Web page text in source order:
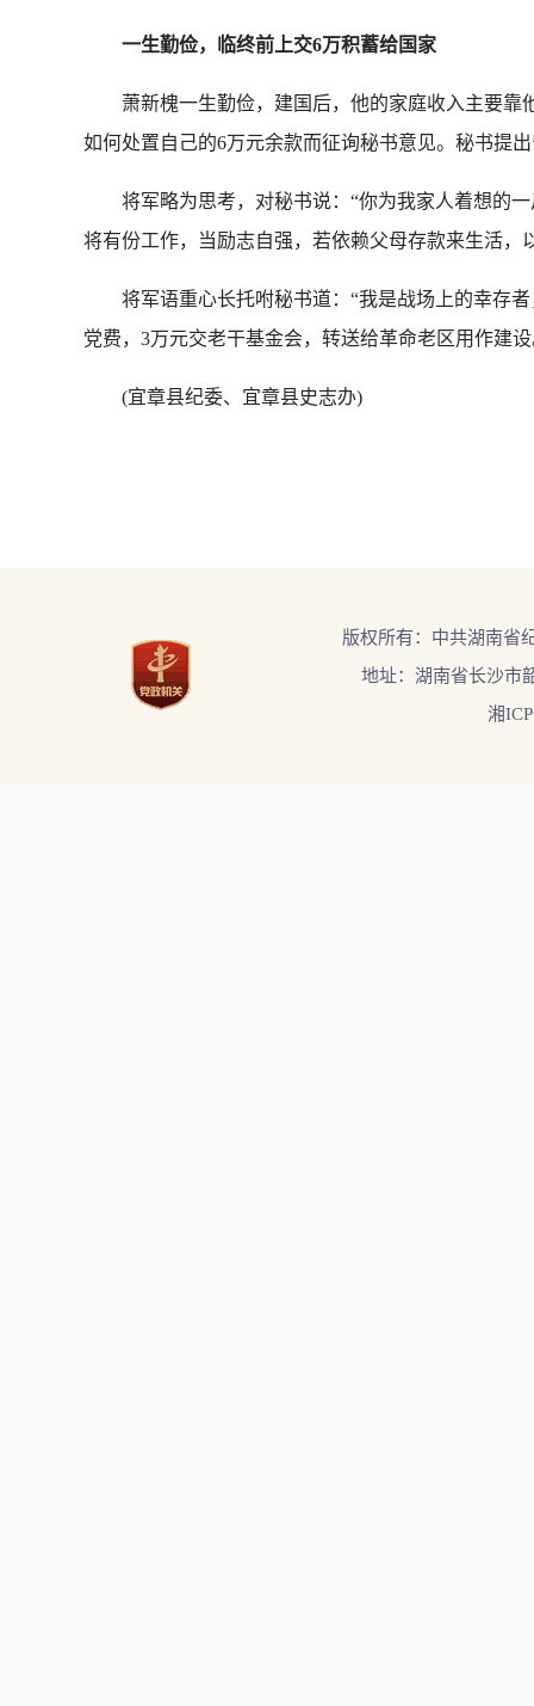
一生勤俭，临终前上交6万积蓄给国家
萧新槐一生勤俭，建国后，他的家庭收入主要靠他
如何处置自己的6万元余款而征询秘书意见。秘书提
将军略为思考，对秘书说：“你为我家人着想的一
将有份工作，当励志自强，若依赖父母存款来生活，
将军语重心长托咐秘书道：“我是战场上的幸存者
党费，3万元交老干基金会，转送给革命老区用作建
(宜章县纪委、宜章县史志办)
版权所有：中共湖南省
地址：湖南省长沙市
湘